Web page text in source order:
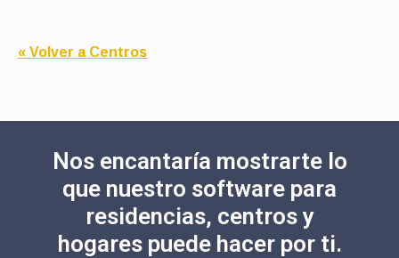
« Volver a Centros
Nos encantaría mostrarte lo
que nuestro software para
residencias, centros y
hogares puede hacer por ti.​